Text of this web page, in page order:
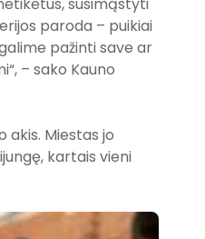
paroda – puikiai
pažinti save ar
– sako Kauno
akis. Miestas jo
kartais vieni